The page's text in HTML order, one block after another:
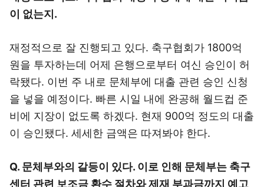
이 없는지.
재정적으로 잘 진행되고 있다. 축구협회가 1800억
원을 투자하는데 어제 은행으로부터 여신 승인이 허
락됐다. 이번 주 내로 문체부에 대출 관련 승인 신청
을 넣을 예정이다. 빠른 시일 내에 완공해 월드컵 준
비에 지장이 없도록 하겠다. 현재 900억 정도의 대출
이 승인됐다. 세세한 금액은 따져봐야 한다.
Q. 문체부와의 갈등이 있다. 이로 인해 문체부는 축구
센터 관련 보조금 환수 절차와 제재 부과금까지 예고